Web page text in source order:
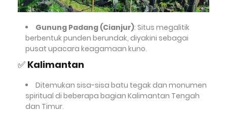
Gunung Padang (Cianjur): Situs megalitik
berbentuk punden berundak, diyakini sebagai
pusat upacara keagamaan kuno.
✅ Kalimantan
Ditemukan sisa-sisa batu tegak dan monumen
spiritual di beberapa bagian Kalimantan Tengah
dan Timur.